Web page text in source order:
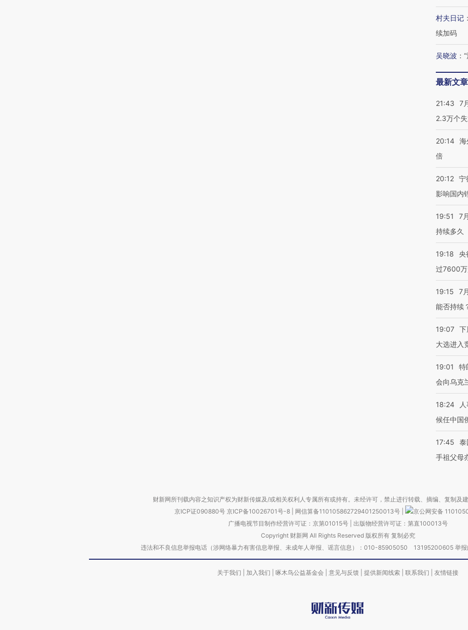
村夫日记 ：
续加码
吴晓波 ：
最新文章
21:43
7
2.3万个
20:14 海
倍
20:12 宁
影响国内
19:51
7
持续多久
19:18
央
过7600万
19:15
7
能否持续
19:07 下
大选进入
19:01
特
会向乌克
18:24
候任中国
17:45
泰
手祖父母
财新网所刊载内容之知识产权为财新传媒及/或相关权利人专属所有或持有。未经许可，禁止进行转载、摘编、复制及建
京ICP证090880号 京ICP备10026701号-8 网信算备110105862729401250013号
京公网安备
广播电视节目制作经营许可证：京第01015号| 出版物经营许可证：第直100013号
Copyright 财新网 All Rights Reserved 版权所有 复制必究
违法和不良信息举报电话（涉网络暴力有害信息举报、未成年人举报、谣言信息）：010-85905050 13195200605 举
关于我们 加入我们 啄木鸟公益基金会 意见与反馈 提供新闻线索 联系我们 友情链接